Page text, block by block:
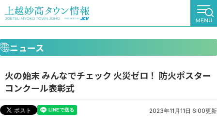
ニュース
火の始末 みんなでチェック 火災ゼロ！ 防火ポスター
コンクール表彰式
2023年11月11日 6:00更新